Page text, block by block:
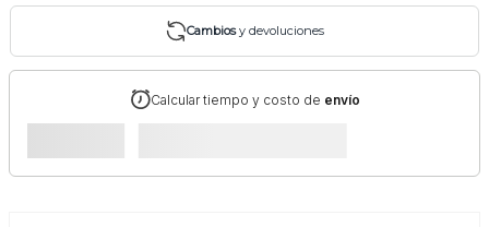
Cambiosy devoluciones
Calcular tiempo y costo de envío